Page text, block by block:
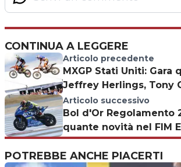
CONTINUA A LEGGERE
Articolo precedente
MXGP Stati Uniti: Gara
Jeffrey Herlings, Tony
Articolo successivo
Bol d'Or Regolamento
quante novità nel FIM
POTREBBE ANCHE PIACERTI